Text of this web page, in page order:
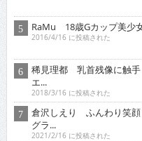
RaMu 18歳Gカップ美少
2016/4/16 に投稿された
稀見理都 乳首残像に触
エ...
2018/3/16 に投稿された
倉沢しえり ふんわり笑顔
グラ...
2021/2/16 に投稿された